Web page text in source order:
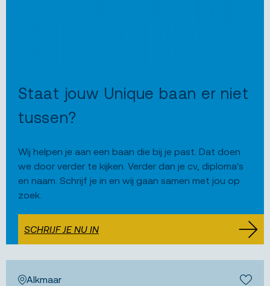
Staat jouw Unique baan er niet
tussen?
Wij helpen je aan een baan die bij je past. Dat doen
we door verder te kijken. Verder dan je cv, diploma's
en naam. Schrijf je in en wij gaan samen met jou op
zoek.
SCHRIJF JE NU IN
Alkmaar